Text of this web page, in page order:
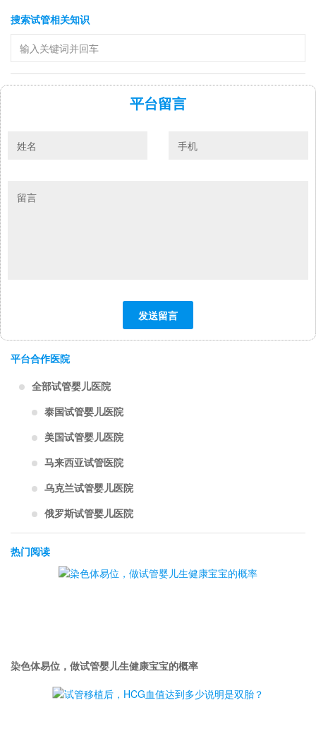
搜索试管相关知识
平台留言
平台合作医院
全部试管婴儿医院
泰国试管婴儿医院
美国试管婴儿医院
马来西亚试管医院
乌克兰试管婴儿医院
俄罗斯试管婴儿医院
热门阅读
染色体易位，做试管婴儿生健康宝宝的概率